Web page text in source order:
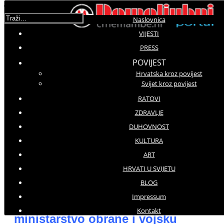
Naslovnica
VIJESTI
PRESS
POVIJEST
Hrvatska kroz povijest
Svijet kroz povijest
RATOVI
ZDRAVLJE
DUHOVNOST
KULTURA
ART
HRVATI U SVIJETU
BLOG
Impressum
Kontakt
Traži...
Molimo ocijenite
Ponedjeljak, 28 Studeni 2016 10:45
'Možda su iscurile neke povjerljive informacije', navodi
Hakeri napali japansko
ministarstvo obrane i vojsku